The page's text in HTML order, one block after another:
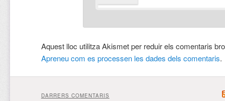
Aquest lloc utilitza Akismet per reduir els comentaris
Apreneu com es processen les dades dels comentaris.
DARRERS COMENTARIS